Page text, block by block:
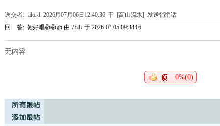
送交者: ialord 2026月07月06日12:40:36 于 [高山流水] 发送悄悄话
回 答: 赞好唱👍👍👍 由 7↑8↓ 于 2026-07-05 09:38:06
无内容
0%(0)